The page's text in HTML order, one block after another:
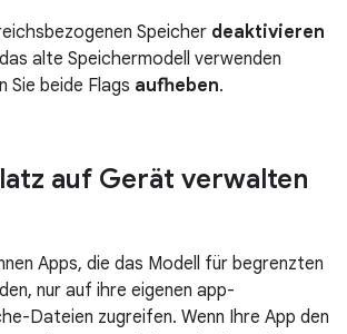
Speicher deaktivieren
alte Speichermodell verwenden
Sie beide Flags aufheben.
auf Gerät verwalten
Apps, die das Modell für begrenzten
nur auf ihre eigenen app-
Dateien zugreifen. Wenn Ihre App den